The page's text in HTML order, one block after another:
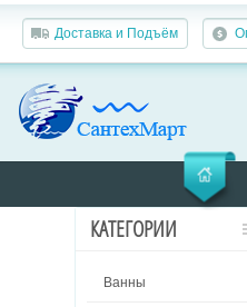
Доставка и Подъём
КАТЕГОРИИ
Ванны